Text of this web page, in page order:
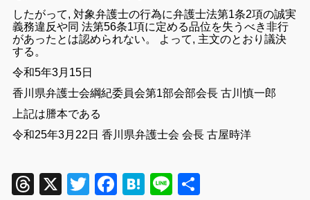
したがって,対象弁護士の行為に弁護士法第1条2項の誠実
義務違反や同法第56条1項に定める品位を失うべき非行
があった と は認められない。 よって, 主文のとおり議決
する 。
令和5年3月 15日
香川 県弁護士会綱紀委員会第1部会部会長古川慎一郎
上記は謄本である
令和25年3月 22 日香川 県弁護士会会長古屋時洋
Threads
X TwitterFacebook
Hatena
Line